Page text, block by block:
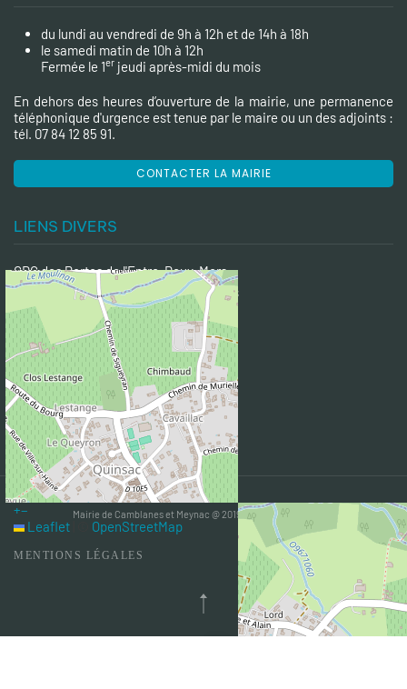
+−
Leaflet
OpenStreetMap
du lundi au vendredi de 9h à 12h et de 14h à 18h
le samedi matin de 10h à 12h
Fermée le 1er jeudi après-midi du mois
En dehors des heures d’ouverture de la mairie, une permanence
téléphonique d'urgence est tenue par le maire ou un des adjoints :
tél. 07 84 12 85 91.
CONTACTER LA MAIRIE
LIENS DIVERS
CDC des Portes de l'Entre-Deux-Mers
Pôle Territorial Coeur Entre-Deux-Mers
Conseil départemental de la Gironde
Conseil régional Nouvelle-Aquitaine
Préfecture de la Gironde
Entre-Deux-Mers Tourisme
Semoctom
Transgironde
Mairie de Camblanes et Meynac @ 2019 - Tous droits réservés
MENTIONS LÉGALES